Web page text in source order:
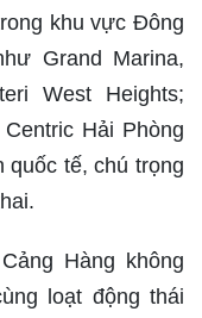
khu vực Đông
Grand Marina,
West Heights;
Hải Phòng
quốc tế, chú trọng
Hàng không
loạt động thái